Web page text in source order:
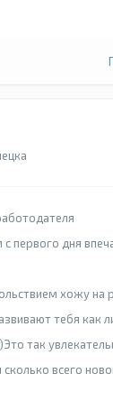
первого дня
хожу на
тебя
так
всего